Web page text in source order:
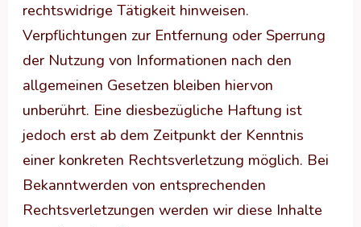
rechtswidrige Tätigkeit hinweisen.
Verpflichtungen zur Entfernung oder Sperrung
der Nutzung von Informationen nach den
allgemeinen Gesetzen bleiben hiervon
unberührt. Eine diesbezügliche Haftung ist
jedoch erst ab dem Zeitpunkt der Kenntnis
einer konkreten Rechtsverletzung möglich. Bei
Bekanntwerden von entsprechenden
Rechtsverletzungen werden wir diese Inhalte